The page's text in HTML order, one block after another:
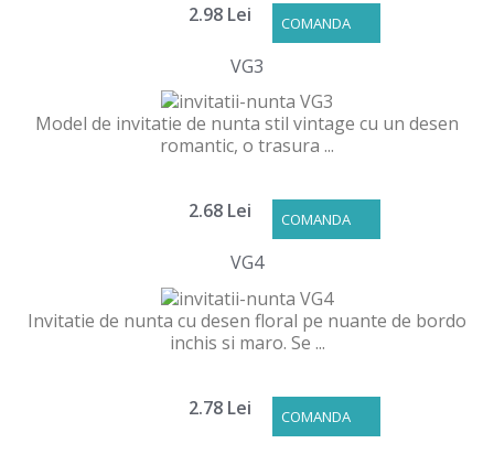
COMANDA
2.98 Lei
VG3
Model de invitatie de nunta stil vintage cu un desen
romantic, o trasura ...
COMANDA
2.68 Lei
VG4
Invitatie de nunta cu desen floral pe nuante de bordo
inchis si maro. Se ...
COMANDA
2.78 Lei